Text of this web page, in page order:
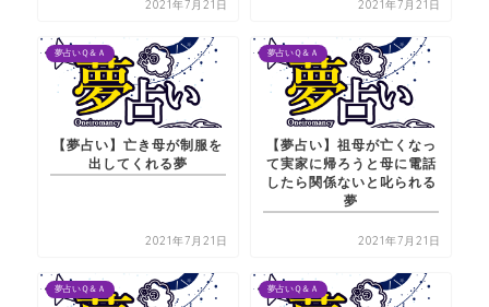
2021年7月21日 2021年7月21日
夢占いＱ＆Ａ
【夢占い】亡き母が制服を
出してくれる夢
2021年7月21日
夢占いＱ＆Ａ
【夢占い】祖母が亡くなっ
て実家に帰ろうと母に電話
したら関係ないと叱られる
夢
2021年7月21日
夢占いＱ＆Ａ 夢占いＱ＆Ａ